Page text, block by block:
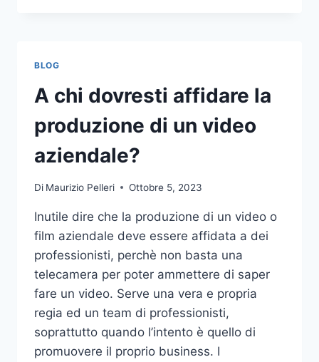
NELLE
SCOMMESSE
SPORTIVE
ONLINE
BLOG
A chi dovresti affidare la
produzione di un video
aziendale?
Di Maurizio Pelleri Ottobre 5, 2023
Inutile dire che la produzione di un video o
film aziendale deve essere affidata a dei
professionisti, perchè non basta una
telecamera per poter ammettere di saper
fare un video. Serve una vera e propria
regia ed un team di professionisti,
soprattutto quando l’intento è quello di
promuovere il proprio business. I